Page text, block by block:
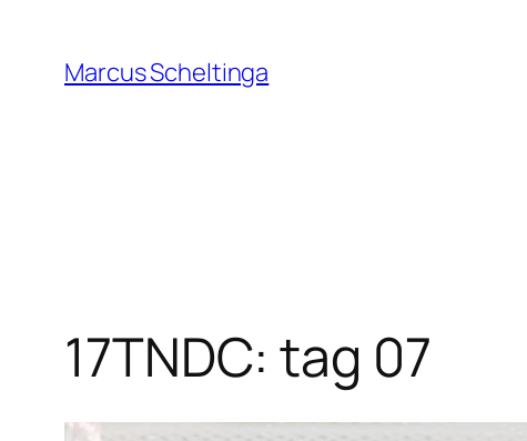
Inhalt
springen
Marcus Scheltinga
17TNDC: tag 07